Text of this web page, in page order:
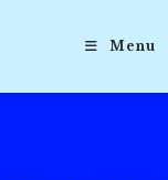
Menu